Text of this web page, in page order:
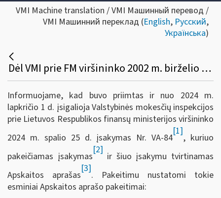
VMI Machine translation / VMI Машинный перевод /
VMI Машинний переклад (English, Русский,
Українська)
Dėl VMI prie FM viršininko 2002 m. birželio 14 d. įsakymo Nr. 156 pakeitimo
Informuojame, kad buvo priimtas ir nuo 2024 m.
lapkričio 1 d. įsigalioja Valstybinės mokesčių inspekcijos
prie Lietuvos Respublikos finansų ministerijos viršininko
2024 m. spalio 25 d. įsakymas Nr. VA-84
[1]
, kuriuo
pakeičiamas įsakymas
[2]
ir šiuo įsakymu tvirtinamas
Apskaitos aprašas
[3]
. Pakeitimu nustatomi tokie
esminiai Apskaitos aprašo pakeitimai: